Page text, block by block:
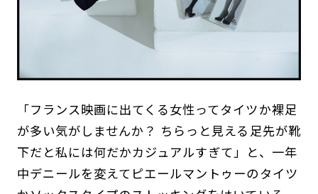
「フランス映画に出てくる女性ってタイツか裸足
が多い気がしませんか？ ちらっと見える足先が靴
下だと私には何だかカジュアルすぎて」と、一年
中デニールを変えてピエールマントゥーのタイツ